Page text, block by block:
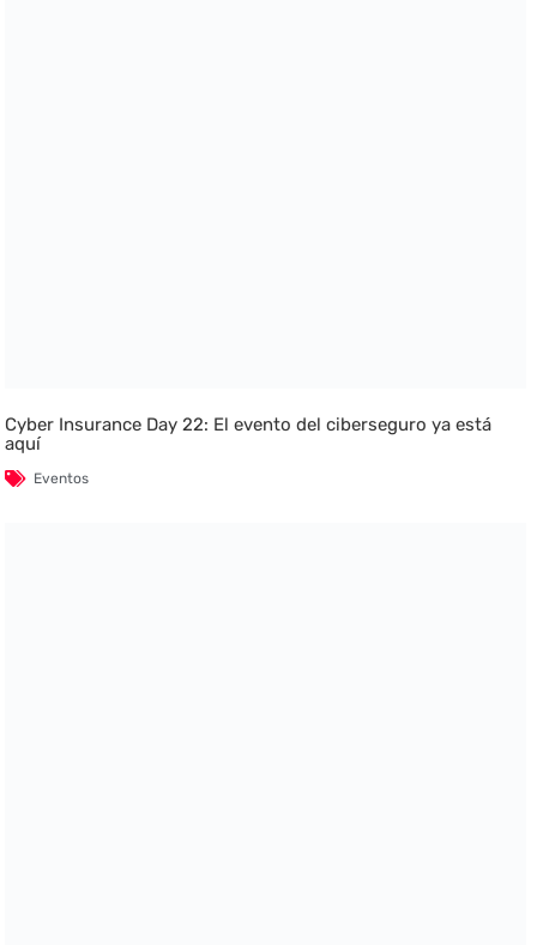
Cyber Insurance Day 22: El evento del ciberseguro ya está
aquí
Eventos